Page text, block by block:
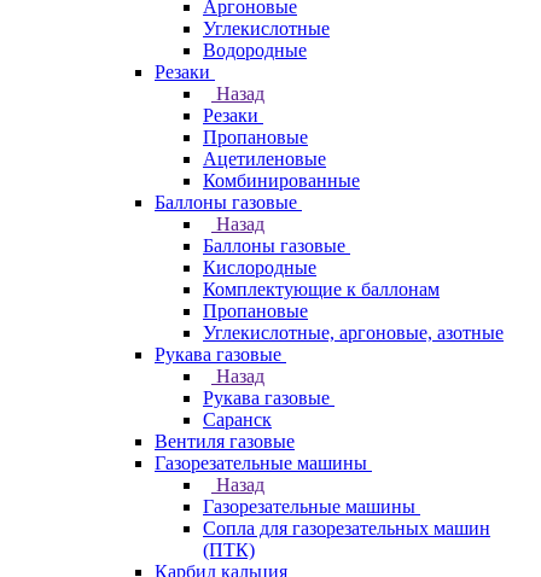
Аргоновые
Углекислотные
Водородные
Резаки
Назад
Резаки
Пропановые
Ацетиленовые
Комбинированные
Баллоны газовые
Назад
Баллоны газовые
Кислородные
Комплектующие к баллонам
Пропановые
Углекислотные, аргоновые, азотные
Рукава газовые
Назад
Рукава газовые
Саранск
Вентиля газовые
Газорезательные машины
Назад
Газорезательные машины
Сопла для газорезательных машин
(ПТК)
Карбид кальция